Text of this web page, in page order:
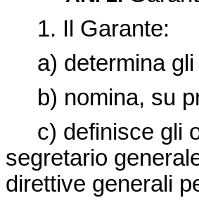
1. Il Garante:
a) determina gli
b) nomina, su
c) definisce gli
segretario
direttive generali